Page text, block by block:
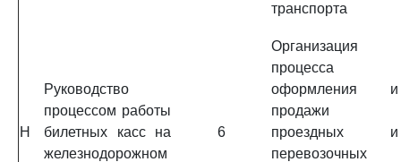
транспорта
H
Руководство
процессом работы
билетных касс на
железнодорожном
6
Организация
процесса
оформления и
продажи
проездных и
перевозочных